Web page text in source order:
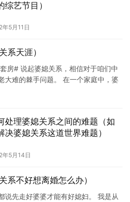
综艺节目）
年5月11日
系天涯）
房# 说起婆媳关系，相信对于咱们中
大难的棘手问题。 在一个家庭中，婆
处理婆媳关系之间的难题（如
决婆媳关系这道世界难题）
年5月14日
系不好想离婚怎么办）
说先走好婆婆才能有好媳妇。 我是从